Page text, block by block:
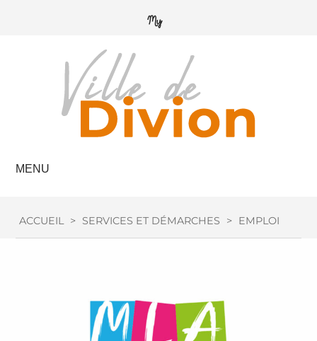
MENU
ACCUEIL > SERVICES ET DÉMARCHES > EMPLOI /